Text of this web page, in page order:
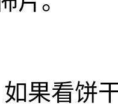
果看饼